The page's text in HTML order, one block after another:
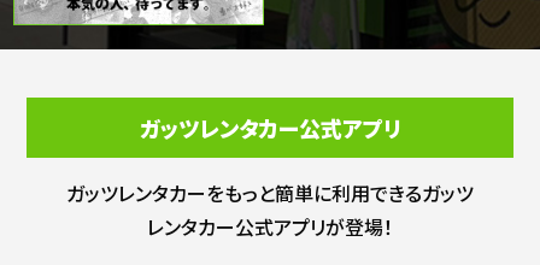
ガッツレンタカー公式アプリ
ガッツレンタカーをもっと簡単に利用できるガッツ
レンタカー公式アプリが登場！